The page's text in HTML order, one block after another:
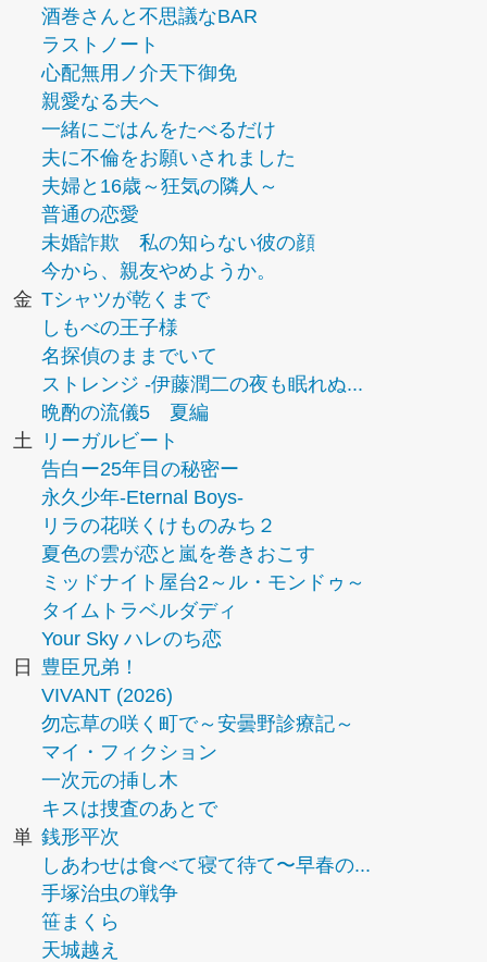
酒巻さんと不思議なBAR
ラストノート
心配無用ノ介天下御免
親愛なる夫へ
一緒にごはんをたべるだけ
夫に不倫をお願いされました
夫婦と16歳～狂気の隣人～
普通の恋愛
未婚詐欺 私の知らない彼の顔
今から、親友やめようか。
金 Tシャツが乾くまで
しもべの王子様
名探偵のままでいて
ストレンジ -伊藤潤二の夜も眠れぬ...
晩酌の流儀5 夏編
土
リーガルビート
告白ー25年目の秘密ー
永久少年-Eternal Boys-
リラの花咲くけものみち２
夏色の雲が恋と嵐を巻きおこす
ミッドナイト屋台2～ル・モンドゥ～
タイムトラベルダディ
Your Sky ハレのち恋
日
豊臣兄弟！
VIVANT (2026)
勿忘草の咲く町で～安曇野診療記～
マイ・フィクション
一次元の挿し木
キスは捜査のあとで
単 銭形平次
しあわせは食べて寝て待て〜早春の...
手塚治虫の戦争
笹まくら
天城越え